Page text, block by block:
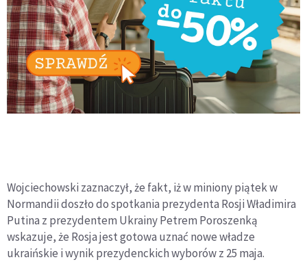
Wojciechowski zaznaczył, że fakt, iż w miniony piątek w
Normandii doszło do spotkania prezydenta Rosji Władimira
Putina z prezydentem Ukrainy Petrem Poroszenką
wskazuje, że Rosja jest gotowa uznać nowe władze
ukraińskie i wynik prezydenckich wyborów z 25 maja.